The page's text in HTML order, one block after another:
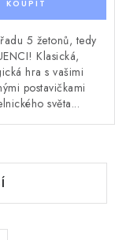
5 žetonů, tedy
Klasická,
hra s vašimi
postavičkami
světa...